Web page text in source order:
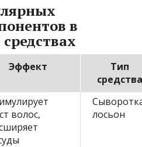
в
Эффект
Тип
средства
волос,
лосьон